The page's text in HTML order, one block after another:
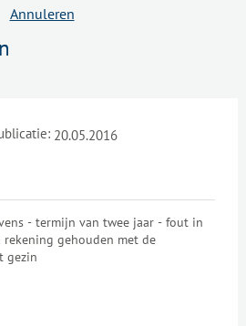
Annuleren
20.05.2016
- termijn van twee jaar - fout in
gehouden met de
gezin